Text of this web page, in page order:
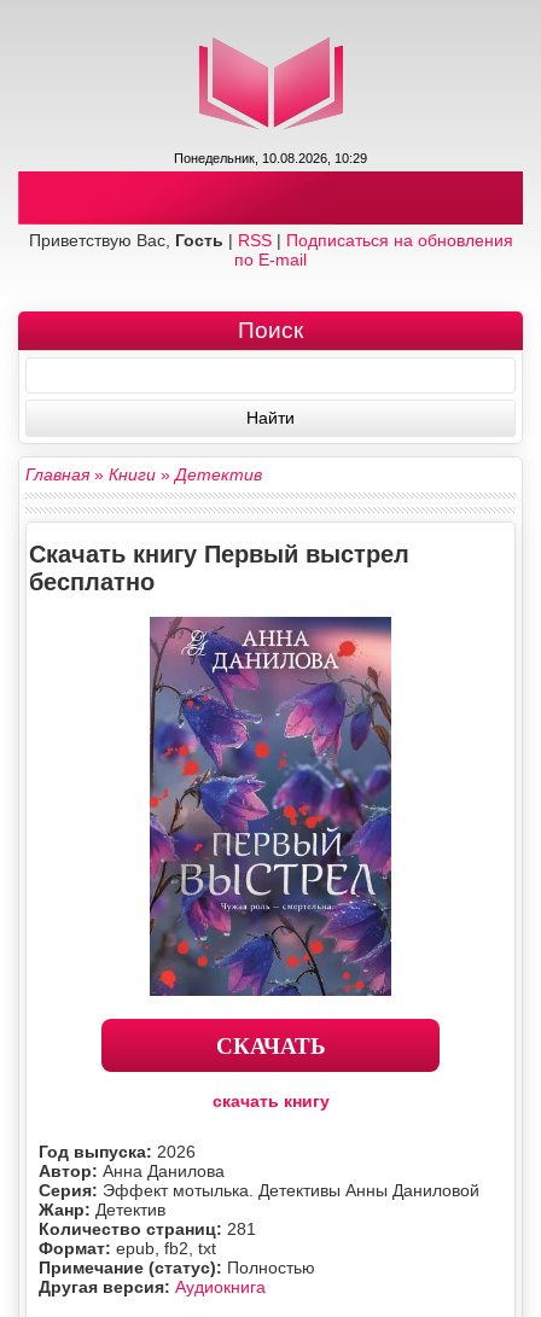
Понедельник, 10.08.2026, 10:29
Приветствую Вас, Гость | RSS| Подписаться на обновления
по E-mail
Поиск
Главная» Книги »Детектив
Скачать книгу Первый выстрел
бесплатно
СКАЧАТЬ
скачать книгу
Год выпуска: 2026
Автор: Анна Данилова
Серия: Эффект мотылька. Детективы Анны Даниловой
Жанр: Детектив
Количество страниц: 281
Формат: epub, fb2, txt
Примечание (статус): Полностью
Другая версия: Аудиокнига